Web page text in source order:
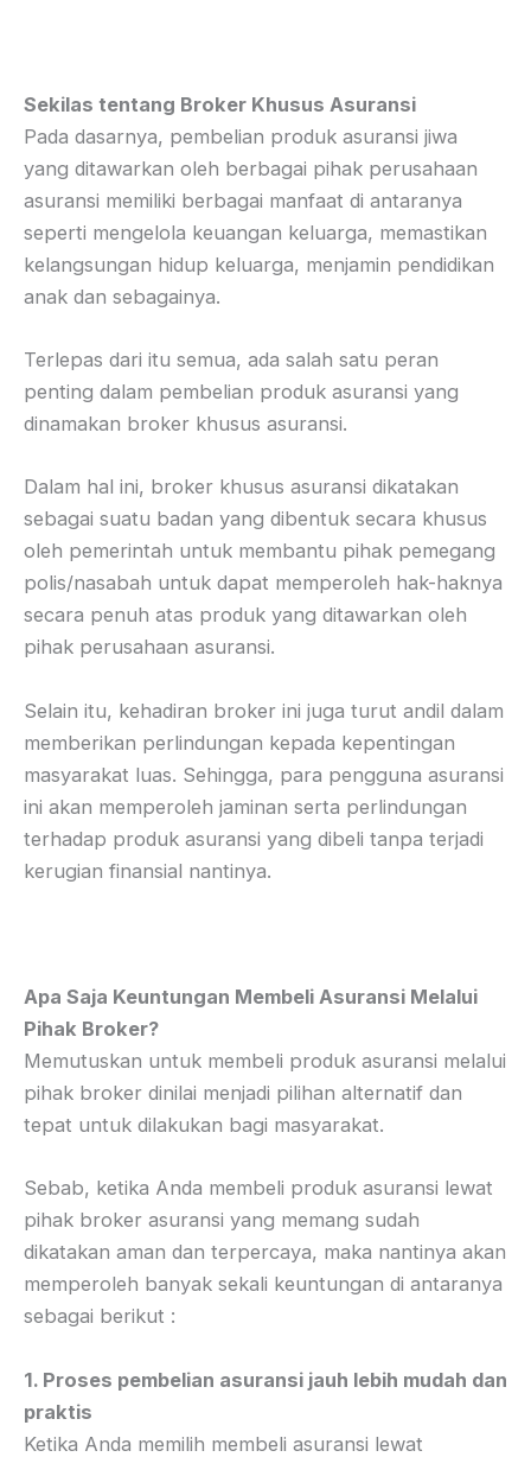
Sekilas tentang Broker Khusus Asuransi
Pada dasarnya, pembelian produk asuransi jiwa
yang ditawarkan oleh berbagai pihak perusahaan
asuransi memiliki berbagai manfaat di antaranya
seperti mengelola keuangan keluarga, memastikan
kelangsungan hidup keluarga, menjamin pendidikan
anak dan sebagainya.
Terlepas dari itu semua, ada salah satu peran
penting dalam pembelian produk asuransi yang
dinamakan broker khusus asuransi.
Dalam hal ini, broker khusus asuransi dikatakan
sebagai suatu badan yang dibentuk secara khusus
oleh pemerintah untuk membantu pihak pemegang
polis/nasabah untuk dapat memperoleh hak-haknya
secara penuh atas produk yang ditawarkan oleh
pihak perusahaan asuransi.
Selain itu, kehadiran broker ini juga turut andil dalam
memberikan perlindungan kepada kepentingan
masyarakat luas. Sehingga, para pengguna asuransi
ini akan memperoleh jaminan serta perlindungan
terhadap produk asuransi yang dibeli tanpa terjadi
kerugian finansial nantinya.
Apa Saja Keuntungan Membeli Asuransi Melalui
Pihak Broker?
Memutuskan untuk membeli produk asuransi melalui
pihak broker dinilai menjadi pilihan alternatif dan
tepat untuk dilakukan bagi masyarakat.
Sebab, ketika Anda membeli produk asuransi lewat
pihak broker asuransi yang memang sudah
dikatakan aman dan terpercaya, maka nantinya akan
memperoleh banyak sekali keuntungan di antaranya
sebagai berikut :
1. Proses pembelian asuransi jauh lebih mudah dan
praktis
Ketika Anda memilih membeli asuransi lewat